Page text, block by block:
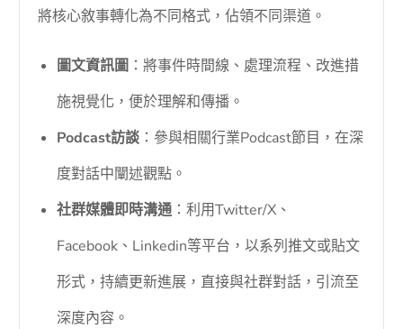
將核心敘事轉化為不同格式，佔領不同渠道。
圖文資訊圖 ：將事件時間線、處理流程、改進措
施視覺化，便於理解和傳播。
Podcast訪談 ：參與相關行業Podcast節目，在深
度對話中闡述觀點。
社群媒體即時溝通：利用Twitter/X、
Facebook、Linkedin等平台，以系列推文或貼文
形式，持續更新進展，直接與社群對話，引流至
深度內容。